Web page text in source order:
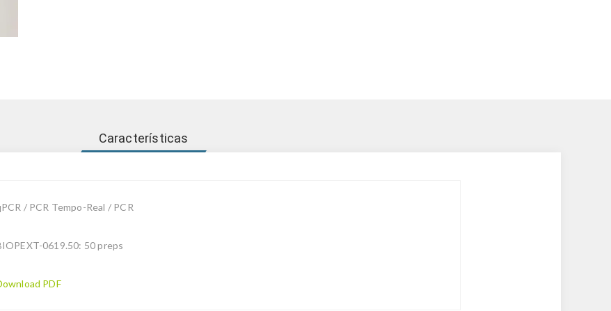
Características
/ PCR Tempo-Real / PCR
0619.50: 50 preps
PDF